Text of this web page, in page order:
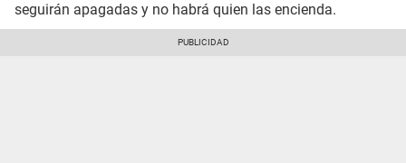
seguirán apagadas y no habrá quien las encienda.